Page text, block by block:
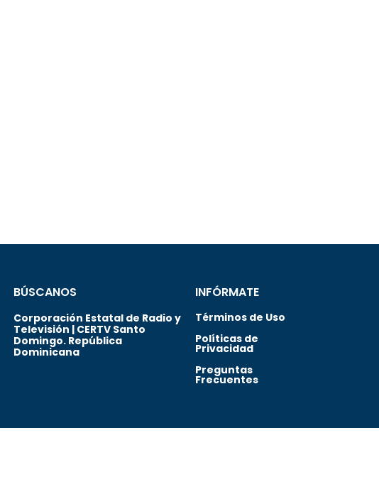
BÚSCANOS
Corporación Estatal de Radio y
Televisión | CERTV Santo
Domingo. República
Dominicana
INFÓRMATE
Términos de Uso
Políticas de
Privacidad
Preguntas
Frecuentes